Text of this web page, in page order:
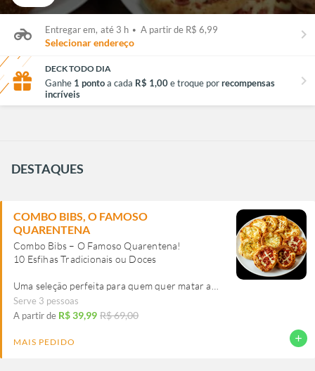
Entregar em, até 3 h • A partir de R$ 6,99
Selecionar endereço keyboard_arrow_right
DECK TODO DIA
Ganhe 1 pontoa cada R$ 1,00e troque porrecompensas
incríveis
chevron_right
DESTAQUES
COMBO BIBS, O FAMOSO
QUARENTENA
Combo Bibs – O Famoso Quarentena!
10 Esfihas Tradicionais ou Doces
Uma seleção perfeita para quem quer matar a
fome com muito sabor! Escolha entre opções
salgadas ou doces e aproveite essa delícia.
🔸 Quantidade: 10 unidades
Serve 3 pessoas
A partir de R$ 39,99 R$ 69,00
add
MAIS PEDIDO